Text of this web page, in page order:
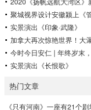
聚城视界设计安徽颍上《
实景演出《印象·武隆》
加拿大再次惊艳世界！大
今时今日安仁 | 年终岁末
实景演出《长恨歌》
热门文章
《只有河南》一座有21个